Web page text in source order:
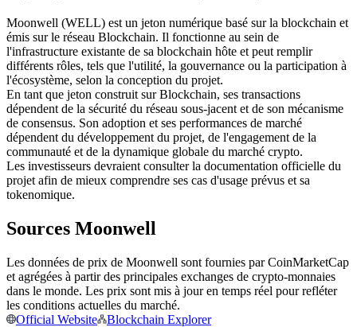
Futures USDC
Futures utilisant l'USDC comme garantie
Copie de Trading
Rejoignez les meilleurs traders
Moonwell (WELL) est un jeton numérique basé sur la blockchain et
émis sur le réseau Blockchain. Il fonctionne au sein de
l'infrastructure existante de sa blockchain hôte et peut remplir
différents rôles, tels que l'utilité, la gouvernance ou la participation à
l'écosystème, selon la conception du projet.
En tant que jeton construit sur Blockchain, ses transactions
dépendent de la sécurité du réseau sous-jacent et de son mécanisme
de consensus. Son adoption et ses performances de marché
dépendent du développement du projet, de l'engagement de la
communauté et de la dynamique globale du marché crypto.
Les investisseurs devraient consulter la documentation officielle du
projet afin de mieux comprendre ses cas d'usage prévus et sa
tokenomique.
Sources Moonwell
Les données de prix de Moonwell sont fournies par CoinMarketCap
et agrégées à partir des principales exchanges de crypto-monnaies
dans le monde. Les prix sont mis à jour en temps réel pour refléter
les conditions actuelles du marché.
Official Website
Blockchain Explorer